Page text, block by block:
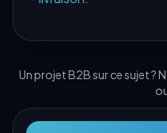
Un projet B2B sur ce sujet ?